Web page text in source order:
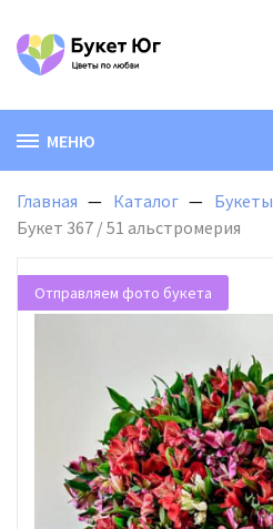
МЕНЮ
Главная Каталог
Букеты
Букет 367 / 51 альстромерия
Отправляем фото букета